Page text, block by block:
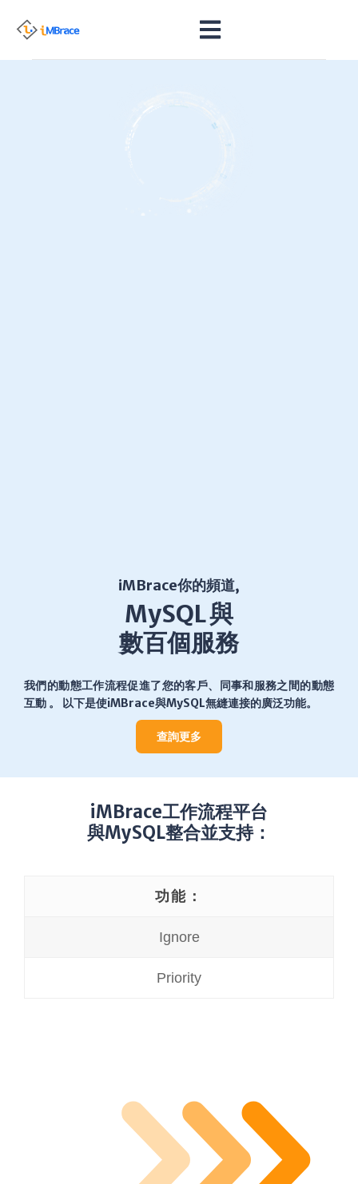
iMBrace你的頻道,
MySQL 與
數百個服務
我們的動態工作流程促進了您的客戶、同事和服務之間的動態
互動 。 以下是使iMBrace與MySQL無縫連接的廣泛功能。
查詢更多
iMBrace工作流程平台
與MySQL整合並支持：
功能：
Ignore
Priority